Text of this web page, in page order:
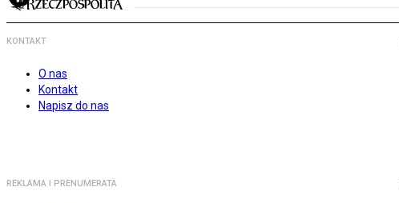
KONTAKT
O nas
Kontakt
Napisz do nas
REKLAMA I PRENUMERATA